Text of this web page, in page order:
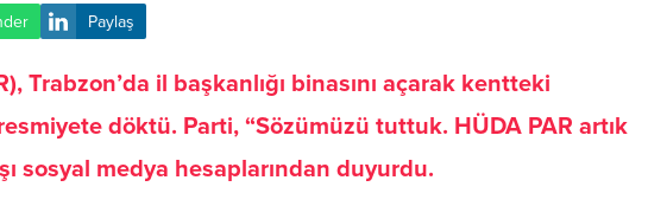
Paylaş
Trabzon’da il başkanlığı binasını açarak kentteki
döktü. Parti, “Sözümüzü tuttuk. HÜDA PAR artık
sosyal medya hesaplarından duyurdu.